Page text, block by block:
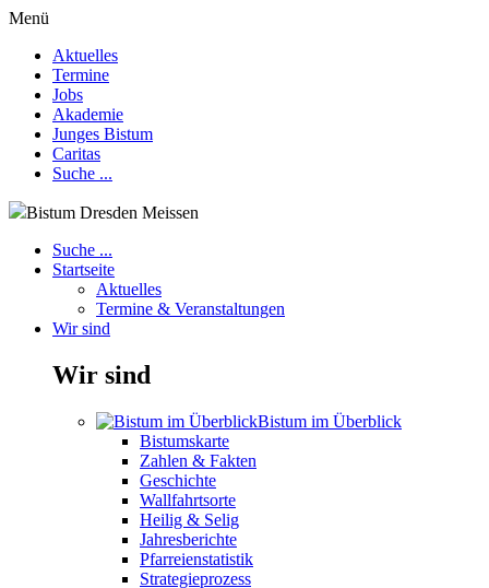
Menü
Aktuelles
Termine
Jobs
Akademie
Junges Bistum
Caritas
Suche ...
Bistum Dresden Meissen
Suche ...
Startseite
Aktuelles
Termine & Veranstaltungen
Wir sind
Wir sind
Bistum im Überblick
Bistumskarte
Zahlen & Fakten
Geschichte
Wallfahrtsorte
Heilig & Selig
Jahresberichte
Pfarreienstatistik
Strategieprozess